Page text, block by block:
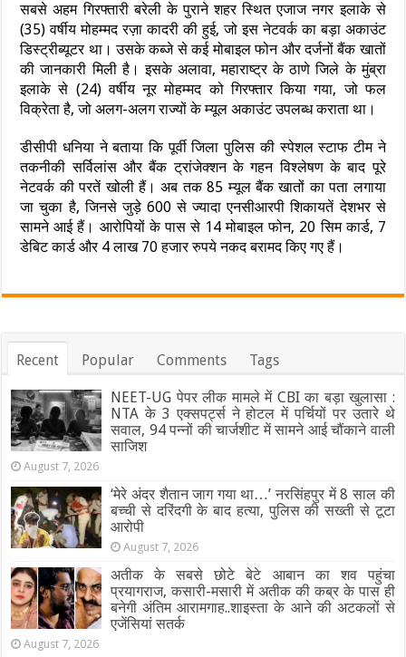
सबसे अहम गिरफ्तारी बरेली के पुराने शहर स्थित एजाज नगर इलाके से
(35) वर्षीय मोहम्मद रज़ा कादरी की हुई, जो इस नेटवर्क का बड़ा अकाउंट
डिस्ट्रीब्यूटर था। उसके कब्जे से कई मोबाइल फोन और दर्जनों बैंक खातों
की जानकारी मिली है। इसके अलावा, महाराष्ट्र के ठाणे जिले के मुंब्रा
इलाके से (24) वर्षीय नूर मोहम्मद को गिरफ्तार किया गया, जो फल
विक्रेता है, जो अलग-अलग राज्यों के म्यूल अकाउंट उपलब्ध कराता था।
डीसीपी धनिया ने बताया कि पूर्वी जिला पुलिस की स्पेशल स्टाफ टीम ने
तकनीकी सर्विलांस और बैंक ट्रांजेक्शन के गहन विश्लेषण के बाद पूरे
नेटवर्क की परतें खोली हैं। अब तक 85 म्यूल बैंक खातों का पता लगाया
जा चुका है, जिनसे जुड़े 600 से ज्यादा एनसीआरपी शिकायतें देशभर से
सामने आई हैं। आरोपियों के पास से 14 मोबाइल फोन, 20 सिम कार्ड, 7
डेबिट कार्ड और 4 लाख 70 हजार रुपये नकद बरामद किए गए हैं।
Recent Popular Comments Tags
NEET-UG पेपर लीक मामले में CBI का बड़ा खुलासा :
NTA के 3 एक्सपर्ट्स ने होटल में पर्चियों पर उतारे थे
सवाल, 94 पन्नों की चार्जशीट में सामने आई चौंकाने वाली
साजिश
August 7, 2026
‘मेरे अंदर शैतान जाग गया था…’ नरसिंहपुर में 8 साल की
बच्ची से दरिंदगी के बाद हत्या, पुलिस की सख्ती से टूटा
आरोपी
August 7, 2026
अतीक के सबसे छोटे बेटे आबान का शव पहुंचा
प्रयागराज, कसारी-मसारी में अतीक की कब्र के पास ही
बनेगी अंतिम आरामगाह..शाइस्ता के आने की अटकलों से
एजेंसियां सतर्क
August 7, 2026